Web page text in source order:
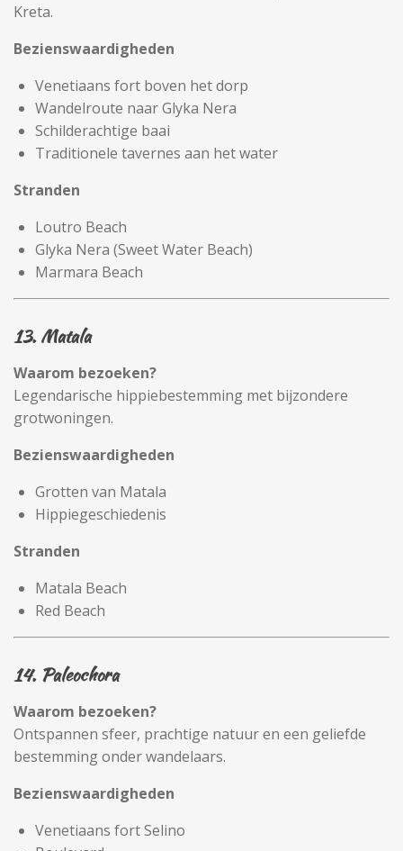
Kreta.
Bezienswaardigheden
Venetiaans fort boven het dorp
Wandelroute naar Glyka Nera
Schilderachtige baai
Traditionele tavernes aan het water
Stranden
Loutro Beach
Glyka Nera (Sweet Water Beach)
Marmara Beach
13. Matala
Waarom bezoeken?
Legendarische hippiebestemming met bijzondere
grotwoningen.
Bezienswaardigheden
Grotten van Matala
Hippiegeschiedenis
Stranden
Matala Beach
Red Beach
14. Paleochora
Waarom bezoeken?
Ontspannen sfeer, prachtige natuur en een geliefde
bestemming onder wandelaars.
Bezienswaardigheden
Venetiaans fort Selino